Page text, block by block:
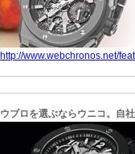
http://www.webchronos.net/
ウブロを選ぶならウニコ。自